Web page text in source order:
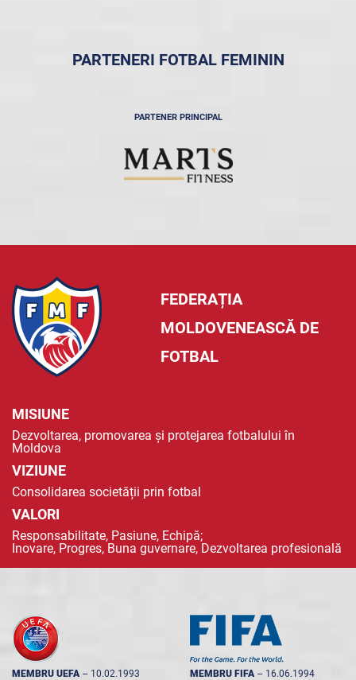
PARTENERI FOTBAL FEMININ
PARTENER PRINCIPAL
FEDERAȚIA
MOLDOVENEASCĂ DE
FOTBAL
MISIUNE
Dezvoltarea, promovarea și protejarea fotbalului în
Moldova
VIZIUNE
Consolidarea societății prin fotbal
VALORI
Responsabilitate, Pasiune, Echipă;
Inovare, Progres, Buna guvernare, Dezvoltarea profesională
MEMBRU UEFA -- 10.02.1993 MEMBRU FIFA -- 16.06.1994